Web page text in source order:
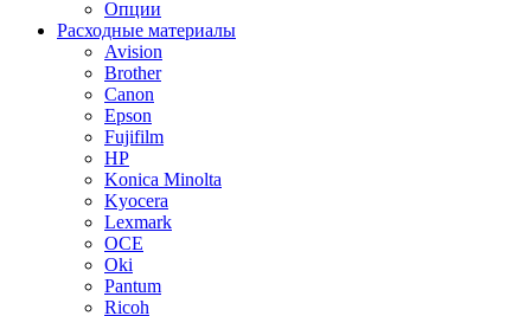
Опции
Расходные материалы
Avision
Brother
Canon
Epson
Fujifilm
HP
Konica Minolta
Kyocera
Lexmark
OCE
Oki
Pantum
Ricoh